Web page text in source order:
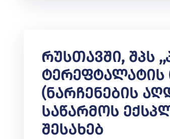
Რუსთავში, Შპს
Ტერეფტალატის
(ნარჩენების
Საწარმოს
Შესახებ